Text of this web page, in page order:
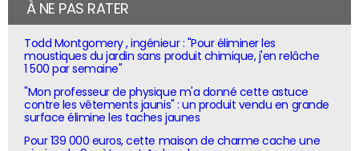
À NE PAS RATER
Todd Montgomery , ingénieur : "Pour éliminer les
moustiques du jardin sans produit chimique, j'en relâche
1 500 par semaine"
"Mon professeur de physique m'a donné cette astuce
contre les vêtements jaunis" : un produit vendu en grande
surface élimine les taches jaunes
Pour 139 000 euros, cette maison de charme cache une